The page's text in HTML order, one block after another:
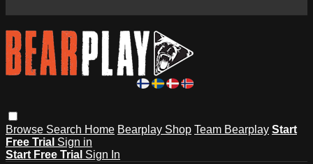
Browse Search Home Bearplay Shop Team Bearplay Start
Free Trial Sign in
Start Free Trial Sign In